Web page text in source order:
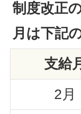
制度改正
月は下記
支給
2月